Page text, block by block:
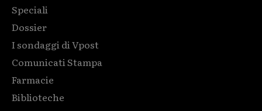
Speciali
Dossier
I sondaggi di Vpost
Comunicati Stampa
Farmacie
Biblioteche